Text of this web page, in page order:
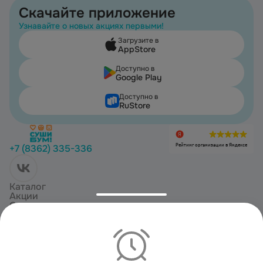
Скачайте приложение
Узнавайте о новых акциях первыми!
Загрузите в
AppStore
Доступно в
Google Play
Доступно в
RuStore
+7 (8362) 335-336 Рейтинг организации в Яндексе
Каталог
Акции
О нас
СушиБум Йошкар-Ола
Политика конфиденциальности
Пользовательское соглашение